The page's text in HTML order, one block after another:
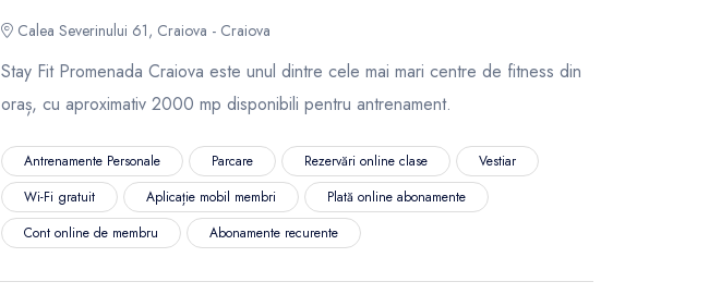
Calea Severinului 61, Craiova - Craiova
Stay Fit Promenada Craiova este unul dintre cele mai mari centre de fitness din
oraș, cu aproximativ 2000 mp disponibili pentru antrenament.
Antrenamente Personale Parcare Rezervări online clase
Vestiar
Wi-Fi gratuit
Aplicație mobil membri
Plată online abonamente
Cont online de membru
Abonamente recurente